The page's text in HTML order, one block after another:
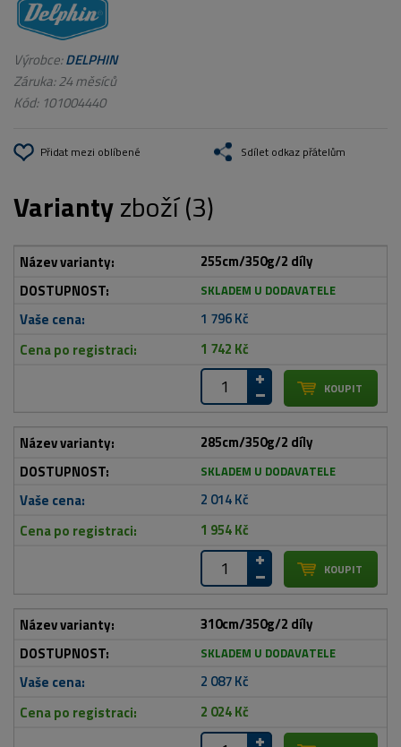
Výrobce:DELPHIN
Záruka: 24 měsíců
Kód: 101004440
Přidat mezi oblíbené Sdílet odkaz přátelům
Variantyzboží (3)
255cm/350g/2 díly
SKLADEM U DODAVATELE
1 796 Kč
1 742 Kč
285cm/350g/2 díly
SKLADEM U DODAVATELE
2 014 Kč
1 954 Kč
310cm/350g/2 díly
SKLADEM U DODAVATELE
2 087 Kč
2 024 Kč